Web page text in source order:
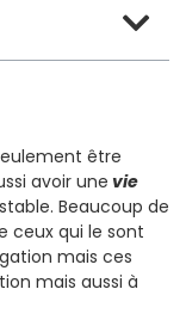
être
avoir une vie
Beaucoup de
ceux qui le sont
mais ces
mais aussi à